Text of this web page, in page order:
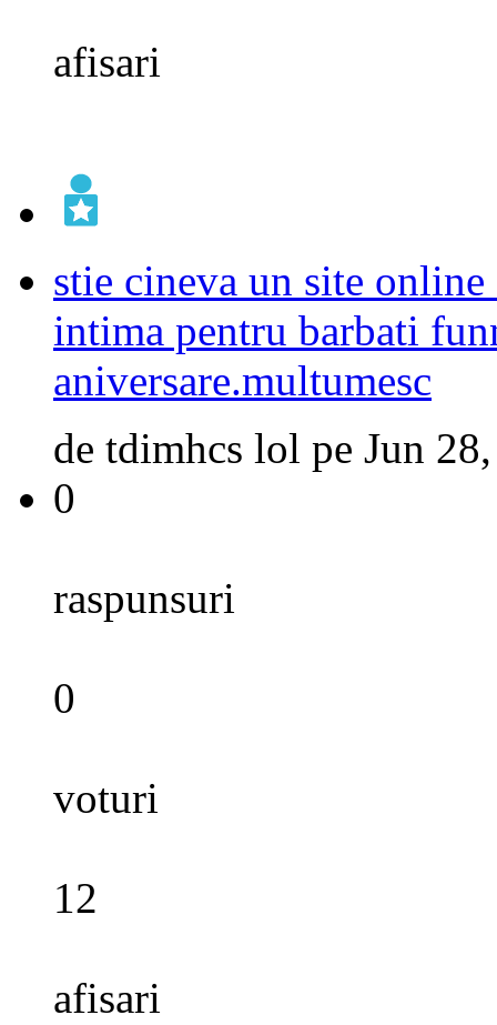
afisari
stie cineva un site
intima pentru barbati
aniversare.multumesc
de tdimhcs lol pe Jun
0
raspunsuri
0
voturi
12
afisari